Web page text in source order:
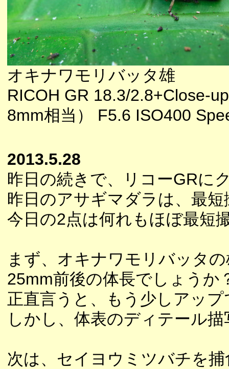
オキナワモリバッタ雄
RICOH GR 18.3/2.8+Close-
8mm相当） F5.6 ISO400
2013.5.28
昨日の続きで、リコーGRに
昨日のアサギマダラは、最
今日の2点は何れもほぼ最短
まず、オキナワモリバッタ
25mm前後の体長でしょうか
正直言うと、もう少しアッ
しかし、体表のディテール
次は、セイヨウミツバチを